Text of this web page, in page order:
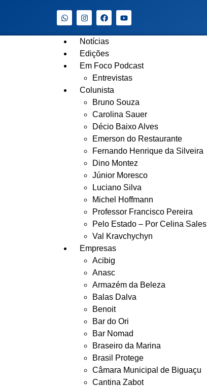
Notícias
Edições
Em Foco Podcast
Entrevistas
Colunista
Bruno Souza
Carolina Sauer
Décio Baixo Alves
Emerson do Restaurante
Fernando Henrique da Silveira
Dino Montez
Júnior Moresco
Luciano Silva
Michel Hoffmann
Professor Francisco Pereira
Pelo Estado – Por Celina Sales
Val Kravchychyn
Empresas
Acibig
Anasc
Armazém da Beleza
Balas Dalva
Benoit
Bar do Ori
Bar Nomad
Braseiro da Marina
Brasil Protege
Câmara Municipal de Biguaçu
Cantina Zabot